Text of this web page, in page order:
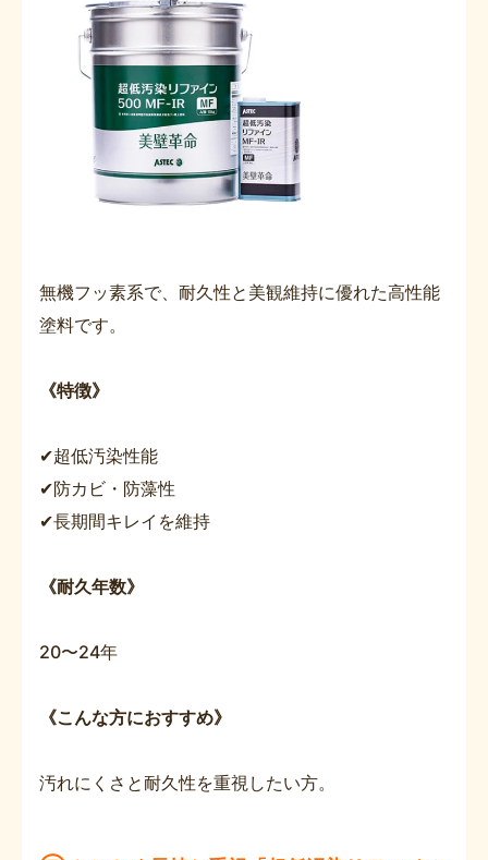
無機フッ素系で、耐久性と美観維持に優れた高性能
塗料です。
《特徴》
✔超低汚染性能
✔防カビ・防藻性
✔長期間キレイを維持
《耐久年数》
20〜24年
《こんな方におすすめ》
汚れにくさと耐久性を重視したい方。